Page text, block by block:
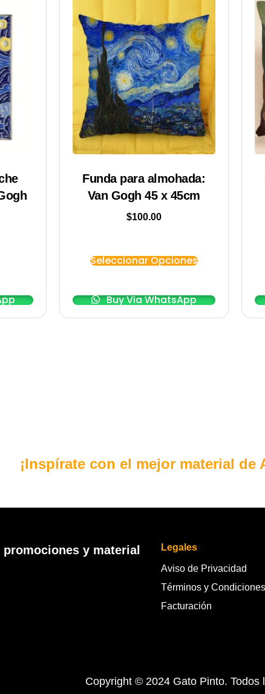
Funda para almohada:
Van Gogh 45 x 45cm
$100.00
Seleccionar Opciones
Buy Via WhatsApp
¡Inspírate con el mejor material de
promociones y material
Legales
Aviso de Privacidad
Términos y Condiciones
Facturación
Copyright © 2024 Gato Pinto. Todos